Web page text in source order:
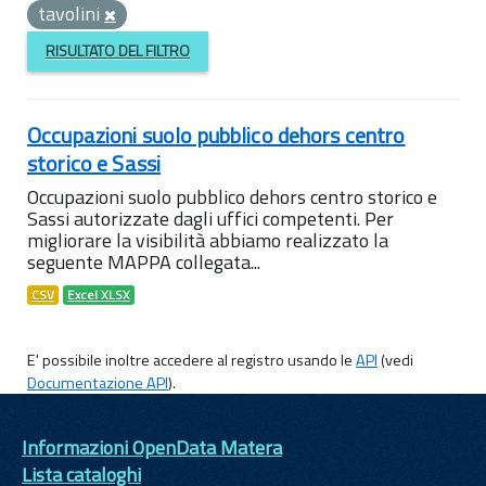
tavolini
RISULTATO DEL FILTRO
Occupazioni suolo pubblico dehors centro
storico e Sassi
Occupazioni suolo pubblico dehors centro storico e
Sassi autorizzate dagli uffici competenti. Per
migliorare la visibilità abbiamo realizzato la
seguente MAPPA collegata...
CSV Excel XLSX
E' possibile inoltre accedere al registro usando leAPI(vedi
Documentazione API).
Informazioni OpenData Matera
Lista cataloghi